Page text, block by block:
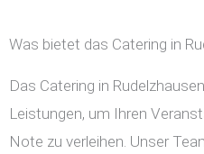
Was bietet das Catering in
Das Catering in
Leistungen, um Ihren
Note zu verleihen. Unser